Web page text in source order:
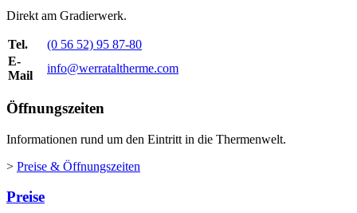
Direkt am Gradierwerk.
Tel.
(0 56 52) 95 87-80
E-
Mail
info@werrataltherme.com
Öffnungszeiten
Informationen rund um den Eintritt in die Thermenwelt.
> Preise & Öffnungszeiten
Preise